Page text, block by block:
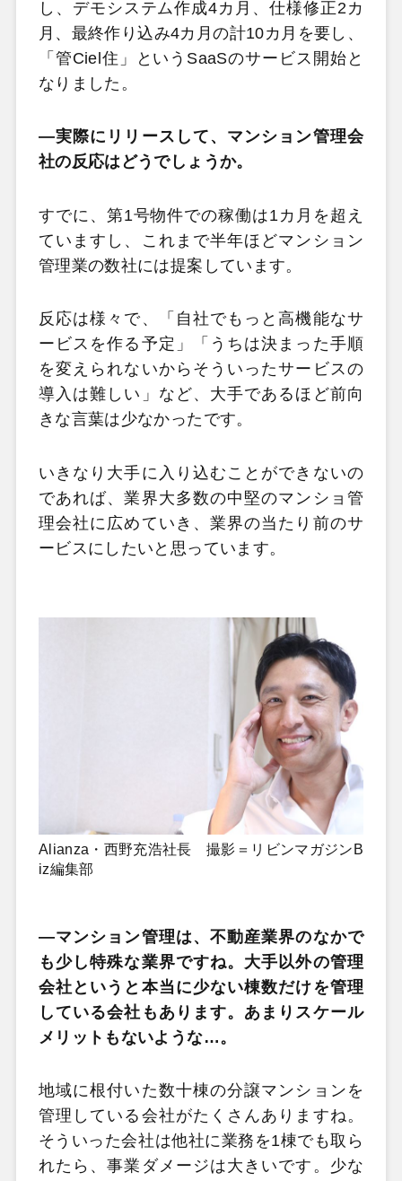
し、デモシステム作成4カ月、仕様修正2カ
月、最終作り込み4カ月の計10カ月を要し、
「管Ciel住」というSaaSのサービス開始と
なりました。
―実際にリリースして、マンション管理会
社の反応はどうでしょうか。
すでに、第1号物件での稼働は1カ月を超え
ていますし、これまで半年ほどマンション
管理業の数社には提案しています。
反応は様々で、「自社でもっと高機能なサ
ービスを作る予定」「うちは決まった手順
を変えられないからそういったサービスの
導入は難しい」など、大手であるほど前向
きな言葉は少なかったです。
いきなり大手に入り込むことができないの
であれば、業界大多数の中堅のマンショ管
理会社に広めていき、業界の当たり前のサ
ービスにしたいと思っています。
Alianza・西野充浩社長 撮影＝リビンマガジンB
iz編集部
―マンション管理は、不動産業界のなかで
も少し特殊な業界ですね。大手以外の管理
会社というと本当に少ない棟数だけを管理
している会社もあります。あまりスケール
メリットもないような…。
地域に根付いた数十棟の分譲マンションを
管理している会社がたくさんありますね。
そういった会社は他社に業務を1棟でも取ら
れたら、事業ダメージは大きいです。少な